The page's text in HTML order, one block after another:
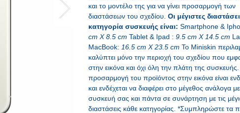
και το μοντέλο της για να γίνει προσαρμογή των
διαστάσεων του σχεδίου. Οι μέγιστες
κατηγορία συσκευής είναι: Smartphone &
cm X 8.5 cm Tablet & Ipad : 9.5 cm X 14.5 cm
MacBook: 16.5 cm X 23.5 cm Το Miniskin
καλύπτει μόνο την περιοχή του σχεδίου που
στην εικόνα και όχι όλη την πλάτη της
προσαρμογή του προϊόντος στην εικόνα είναι
και ενδέχεται να διαφέρει στο μέγεθος ανάλογα
συσκευή σας και πάντα σε συνάρτηση με τις
διαστάσεις κάθε κατηγορίας. *Συμπληρώστε τα